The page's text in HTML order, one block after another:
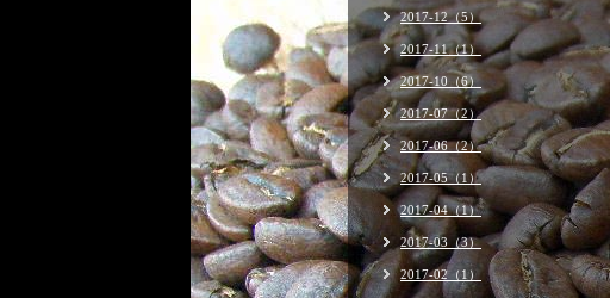
2017-12（5）
2017-11（1）
2017-10（6）
2017-07（2）
2017-06（2）
2017-05（1）
2017-04（1）
2017-03（3）
2017-02（1）